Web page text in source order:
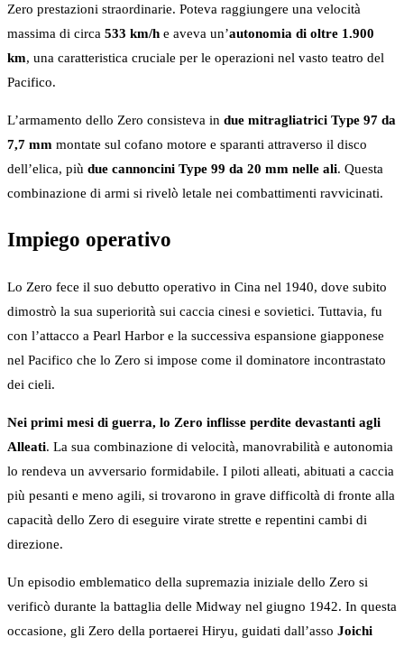
Zero prestazioni straordinarie. Poteva raggiungere una velocità
massima di circa 533 km/h e aveva un’autonomia di oltre 1.900
km, una caratteristica cruciale per le operazioni nel vasto teatro del
Pacifico.
L’armamento dello Zero consisteva in due mitragliatrici Type 97 da
7,7 mm montate sul cofano motore e sparanti attraverso il disco
dell’elica, più due cannoncini Type 99 da 20 mm nelle ali. Questa
combinazione di armi si rivelò letale nei combattimenti ravvicinati.
Impiego operativo
Lo Zero fece il suo debutto operativo in Cina nel 1940, dove subito
dimostrò la sua superiorità sui caccia cinesi e sovietici. Tuttavia, fu
con l’attacco a Pearl Harbor e la successiva espansione giapponese
nel Pacifico che lo Zero si impose come il dominatore incontrastato
dei cieli.
Nei primi mesi di guerra, lo Zero inflisse perdite devastanti agli
Alleati. La sua combinazione di velocità, manovrabilità e autonomia
lo rendeva un avversario formidabile. I piloti alleati, abituati a caccia
più pesanti e meno agili, si trovarono in grave difficoltà di fronte alla
capacità dello Zero di eseguire virate strette e repentini cambi di
direzione.
Un episodio emblematico della supremazia iniziale dello Zero si
verificò durante la battaglia delle Midway nel giugno 1942. In questa
occasione, gli Zero della portaerei Hiryu, guidati dall’asso Joichi